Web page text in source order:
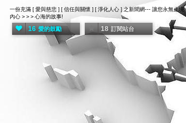
一份充滿 [ 愛與慈悲 ] [ 信任與關懷 ] [ 淨化人心 ] 之新聞網--- 讓您永無止
內心 > > > 心海的故事!
16 愛的鼓勵 18 訂閱站台